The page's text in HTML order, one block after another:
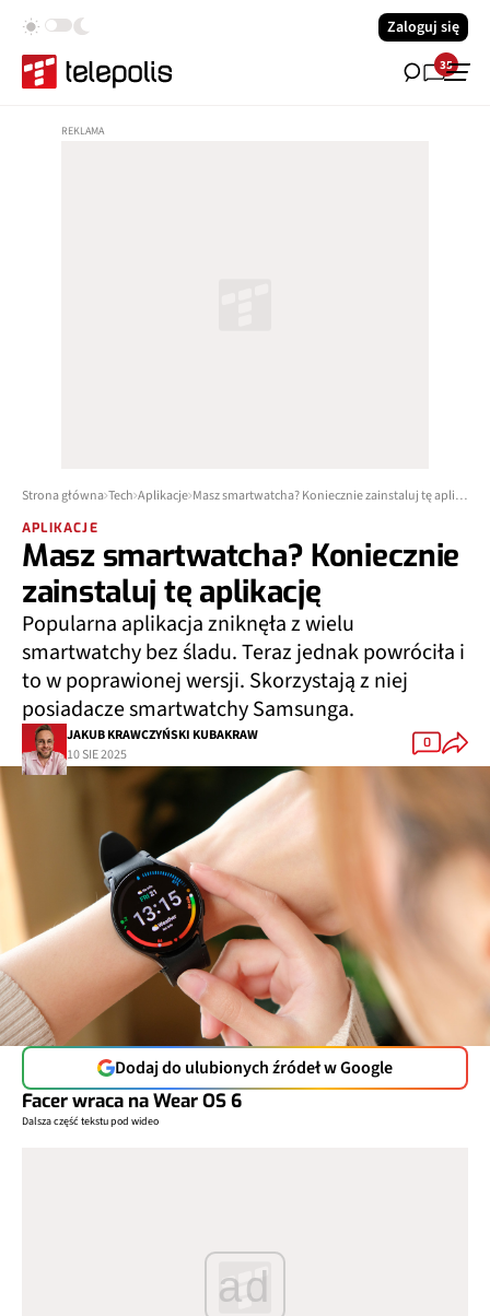
Zaloguj się
35
Strona główna Tech Aplikacje Masz smartwatcha? Koniecznie zainstaluj tę aplikację
APLIKACJE
Masz smartwatcha? Koniecznie
zainstaluj tę aplikację
Popularna aplikacja zniknęła z wielu
smartwatchy bez śladu. Teraz jednak powróciła i
to w poprawionej wersji. Skorzystają z niej
posiadacze smartwatchy Samsunga.
JAKUB KRAWCZYŃSKI KUBAKRAW
10 SIE 2025
0
Dodaj do ulubionych źródeł w Google
Facer wraca na Wear OS 6
Dalsza część tekstu pod wideo
ad